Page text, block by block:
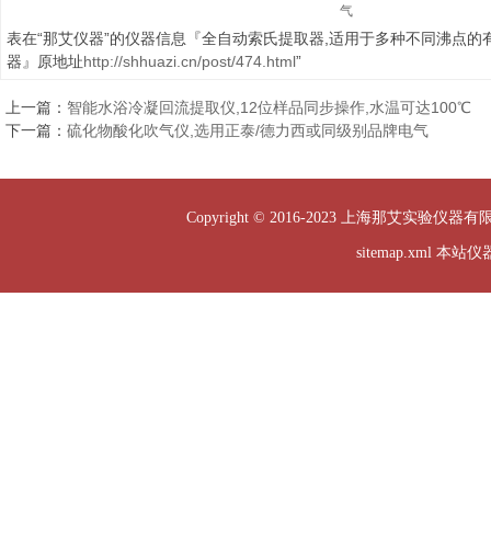
气
表在“那艾仪器”的仪器信息『全自动索氏提取器,适用于多种不同沸点的
器』原地址http://shhuazi.cn/post/474.html”
上一篇： 智能水浴冷凝回流提取仪,12位样品同步操作,水温可达100℃
下一篇： 硫化物酸化吹气仪,选用正泰/德力西或同级别品牌电气
Copyright © 2016-2023 上海那艾实验仪器有
sitemap.xml本站仪